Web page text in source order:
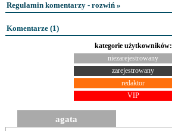
Regulamin komentarzy - rozwiń »
Komentarze (1)
kategorie użytkowników:
niezarejestrowany
zarejestrowany
redaktor
VIP
agata